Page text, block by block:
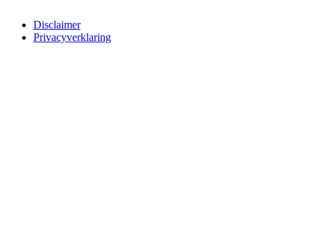
Disclaimer
Privacyverklaring